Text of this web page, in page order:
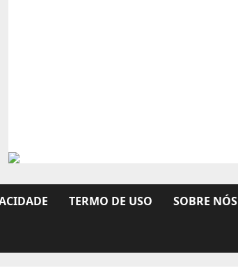
TERMO DE USO SOBRE NÓS